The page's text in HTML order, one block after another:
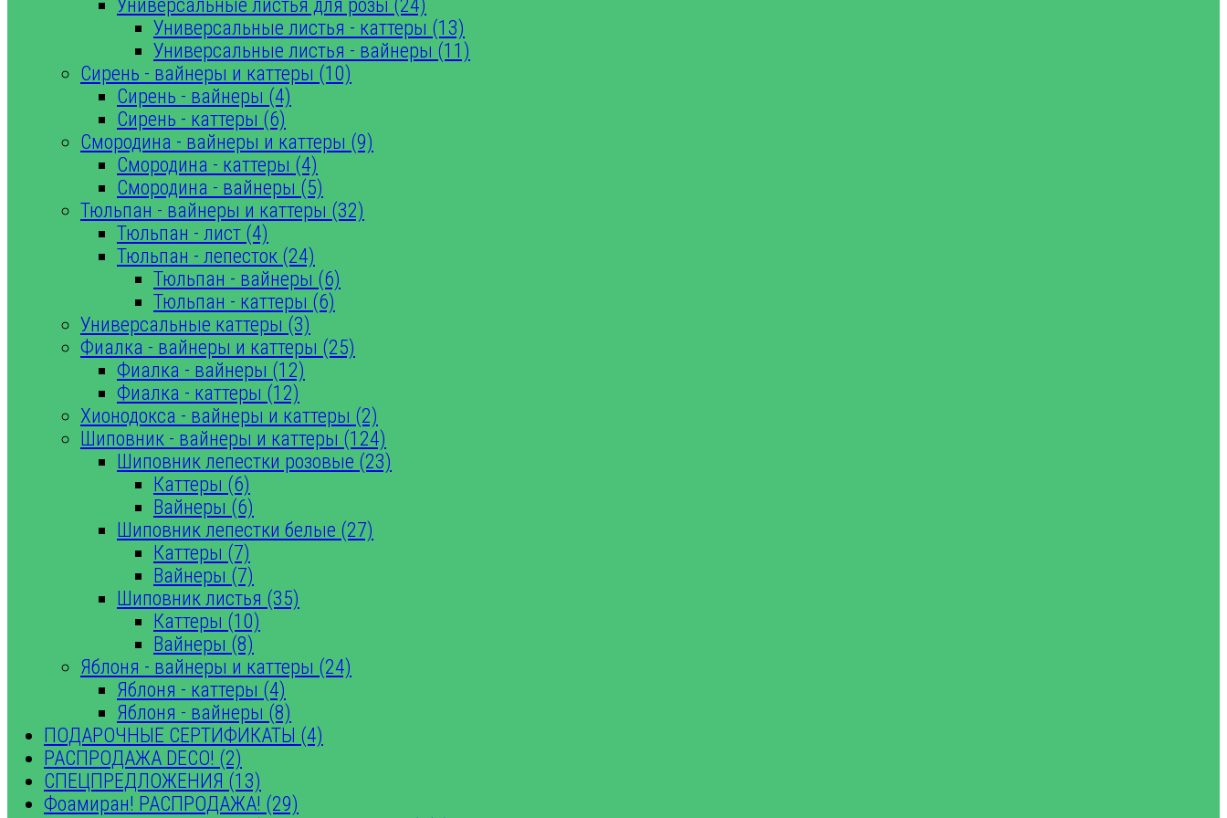
Универсальные листья для розы (24)
Универсальные листья - каттеры (13)
Универсальные листья - вайнеры (11)
Сирень - вайнеры и каттеры (10)
Сирень - вайнеры (4)
Сирень - каттеры (6)
Смородина - вайнеры и каттеры (9)
Смородина - каттеры (4)
Смородина - вайнеры (5)
Тюльпан - вайнеры и каттеры (32)
Тюльпан - лист (4)
Тюльпан - лепесток (24)
Тюльпан - вайнеры (6)
Тюльпан - каттеры (6)
Универсальные каттеры (3)
Фиалка - вайнеры и каттеры (25)
Фиалка - вайнеры (12)
Фиалка - каттеры (12)
Хионодокса - вайнеры и каттеры (2)
Шиповник - вайнеры и каттеры (124)
Шиповник лепестки розовые (23)
Каттеры (6)
Вайнеры (6)
Шиповник лепестки белые (27)
Каттеры (7)
Вайнеры (7)
Шиповник листья (35)
Каттеры (10)
Вайнеры (8)
Яблоня - вайнеры и каттеры (24)
Яблоня - каттеры (4)
Яблоня - вайнеры (8)
ПОДАРОЧНЫЕ СЕРТИФИКАТЫ (4)
РАСПРОДАЖА DECO! (2)
СПЕЦПРЕДЛОЖЕНИЯ (13)
Фоамиран! РАСПРОДАЖА! (29)